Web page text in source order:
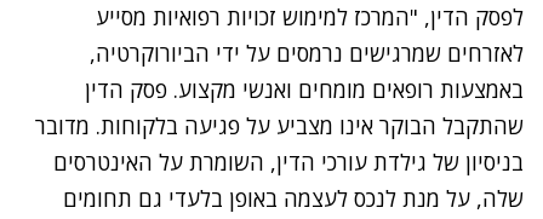
לפסק הדין, "המרכז למימוש זכויות רפואיות מסייע
לאזרחים שמרגישים נרמסים על ידי הביורוקרטיה,
באמצעות רופאים מומחים ואנשי מקצוע. פסק הדין
שהתקבל הבוקר אינו מצביע על פגיעה בלקוחות. מדובר
בניסיון של גילדת עורכי הדין, השומרת על האינטרסים
שלה, על מנת לנכס לעצמה באופן בלעדי גם תחומים